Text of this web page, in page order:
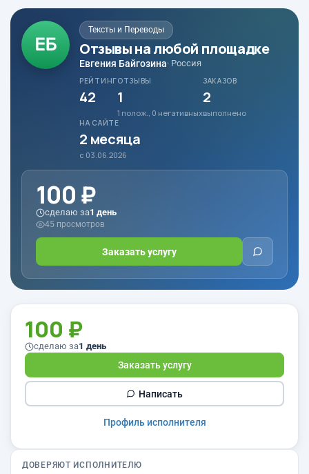
Тексты и Переводы
Отзывы на любой площадке
Евгения Байгозина· Россия
РЕЙТИНГ
42
ОТЗЫВЫ
1
1 полож., 0 негативных
ЗАКАЗОВ
2
выполнено
НА САЙТЕ
2 месяца
с 03.06.2026
100 ₽
сделаю за1 день
45 просмотров
Заказать услугу
100 ₽
сделаю за1 день
Заказать услугу
Написать
Профиль исполнителя
ДОВЕРЯЮТ ИСПОЛНИТЕЛЮ